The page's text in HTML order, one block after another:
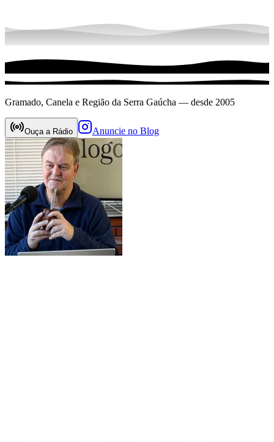
Gramado, Canela e Região da Serra Gaúcha — desde 2005
Ouça a Rádio Anuncie no Blog